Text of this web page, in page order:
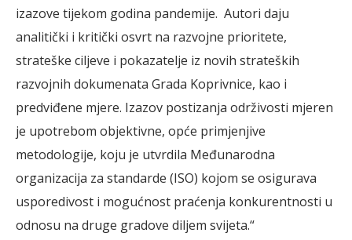
izazove tijekom godina pandemije. Autori daju
analitički i kritički osvrt na razvojne prioritete,
strateške ciljeve i pokazatelje iz novih strateških
razvojnih dokumenata Grada Koprivnice, kao i
predviđene mjere. Izazov postizanja održivosti mjeren
je upotrebom objektivne, opće primjenjive
metodologije, koju je utvrdila Međunarodna
organizacija za standarde (ISO) kojom se osigurava
usporedivost i mogućnost praćenja konkurentnosti u
odnosu na druge gradove diljem svijeta.“